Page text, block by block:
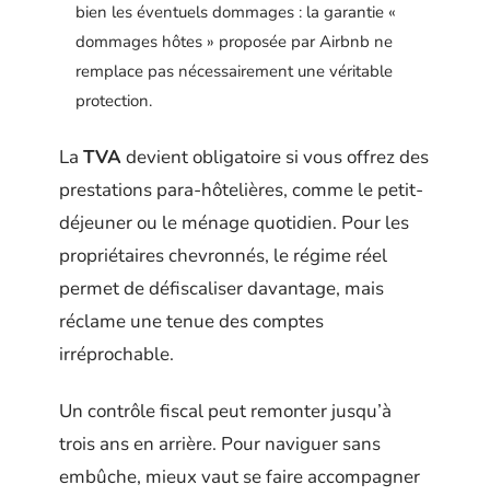
bien les éventuels dommages : la garantie «
dommages hôtes » proposée par Airbnb ne
remplace pas nécessairement une véritable
protection.
La TVAdevient obligatoire si vous offrez des
prestations para-hôtelières, comme le petit-
déjeuner ou le ménage quotidien. Pour les
propriétaires chevronnés, le régime réel
permet de défiscaliser davantage, mais
réclame une tenue des comptes
irréprochable.
Un contrôle fiscal peut remonter jusqu’à
trois ans en arrière. Pour naviguer sans
embûche, mieux vaut se faire accompagner